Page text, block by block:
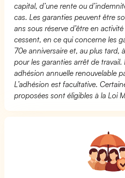
capital, d’une rente ou
cas. Les garanties peuvent être
ans sous réserve d’être en
cessent, en ce qui concerne les
70e anniversaire et, au plus tard,
pour les garanties arrêt de travail.
adhésion annuelle renouvelable
L’adhésion est facultative.
proposées sont éligibles à la Loi